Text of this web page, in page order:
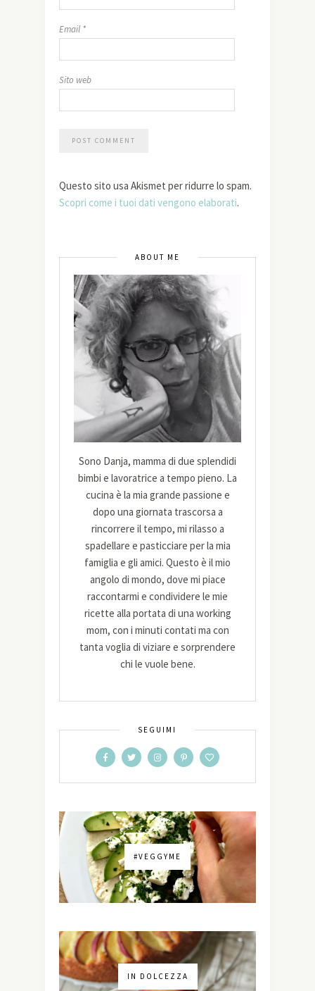
Email *
Sito web
Questo sito usa Akismet per ridurre lo spam.
Scopri come i tuoi dati vengono elaborati.
ABOUT ME
Sono Danja, mamma di due splendidi
bimbi e lavoratrice a tempo pieno. La
cucina è la mia grande passione e
dopo una giornata trascorsa a
rincorrere il tempo, mi rilasso a
spadellare e pasticciare per la mia
famiglia e gli amici. Questo è il mio
angolo di mondo, dove mi piace
raccontarmi e condividere le mie
ricette alla portata di una working
mom, con i minuti contati ma con
tanta voglia di viziare e sorprendere
chi le vuole bene.
SEGUIMI
#VEGGYME
IN DOLCEZZA